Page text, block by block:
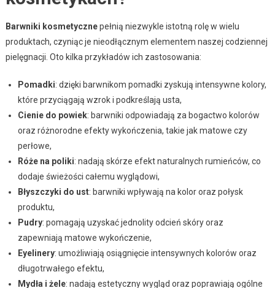
Barwniki kosmetycznepełnią niezwykle istotną rolę w wielu
produktach, czyniąc je nieodłącznym elementem naszej codziennej
pielęgnacji. Oto kilka przykładów ich zastosowania:
Pomadki: dzięki barwnikom pomadki zyskują intensywne kolory,
które przyciągają wzrok i podkreślają usta,
Cienie do powiek: barwniki odpowiadają za bogactwo kolorów
oraz różnorodne efekty wykończenia, takie jak matowe czy
perłowe,
Róże na poliki: nadają skórze efekt naturalnych rumieńców, co
dodaje świeżości całemu wyglądowi,
Błyszczyki do ust: barwniki wpływają na kolor oraz połysk
produktu,
Pudry: pomagają uzyskać jednolity odcień skóry oraz
zapewniają matowe wykończenie,
Eyelinery: umożliwiają osiągnięcie intensywnych kolorów oraz
długotrwałego efektu,
Mydła i żele: nadają estetyczny wygląd oraz poprawiają ogólne